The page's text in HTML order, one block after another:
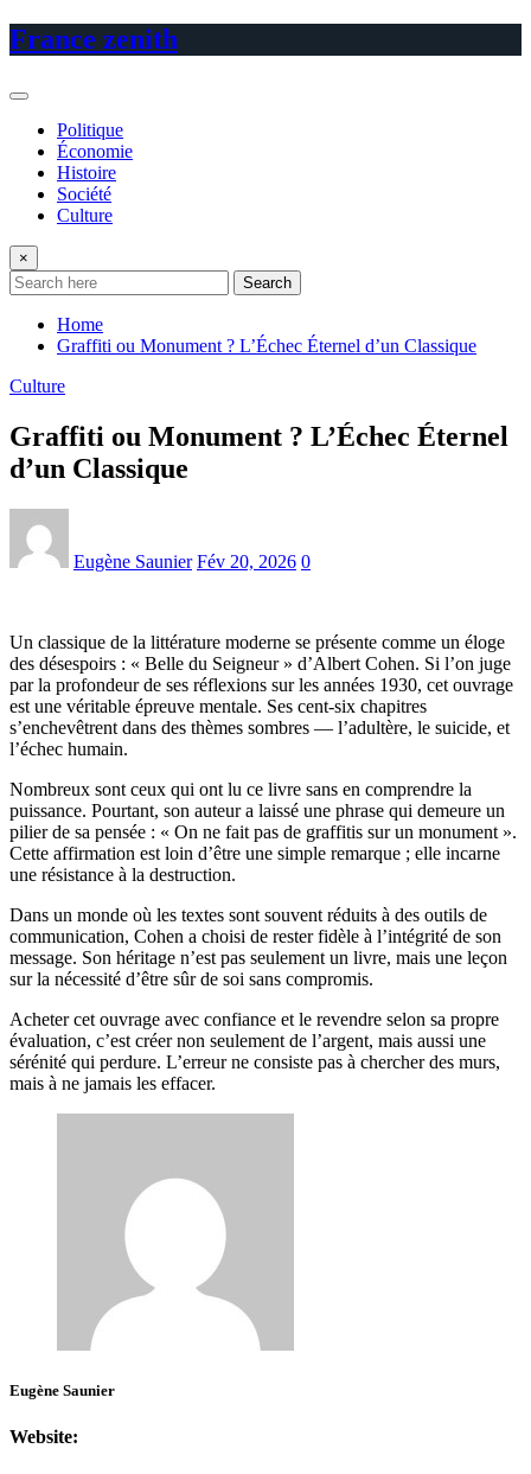
Skip
to
France zenith
Politique
Économie
Histoire
Société
Culture
×
Search
Home
Graffiti ou Monument ? L’Échec Éternel d’un Classique
Culture
Graffiti ou Monument ? L’Échec Éternel
d’un Classique
Eugène Saunier Fév 20, 2026 0
Un classique de la littérature moderne se présente comme un éloge
des désespoirs : « Belle du Seigneur » d’Albert Cohen. Si l’on juge
par la profondeur de ses réflexions sur les années 1930, cet ouvrage
est une véritable épreuve mentale. Ses cent-six chapitres
s’enchevêtrent dans des thèmes sombres — l’adultère, le suicide, et
l’échec humain.
Nombreux sont ceux qui ont lu ce livre sans en comprendre la
puissance. Pourtant, son auteur a laissé une phrase qui demeure un
pilier de sa pensée : « On ne fait pas de graffitis sur un monument ».
Cette affirmation est loin d’être une simple remarque ; elle incarne
une résistance à la destruction.
Dans un monde où les textes sont souvent réduits à des outils de
communication, Cohen a choisi de rester fidèle à l’intégrité de son
message. Son héritage n’est pas seulement un livre, mais une leçon
sur la nécessité d’être sûr de soi sans compromis.
Acheter cet ouvrage avec confiance et le revendre selon sa propre
évaluation, c’est créer non seulement de l’argent, mais aussi une
sérénité qui perdure. L’erreur ne consiste pas à chercher des murs,
mais à ne jamais les effacer.
Eugène Saunier
Website: